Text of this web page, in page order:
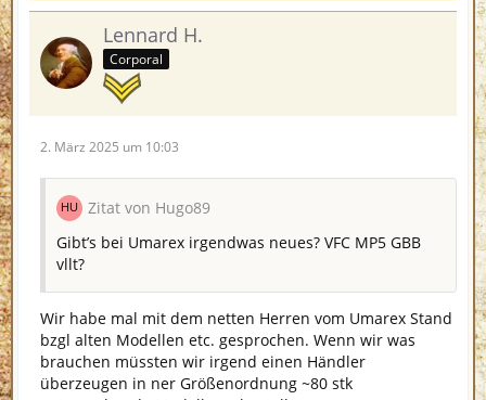
Lennard H.
Corporal
2. März 2025 um 10:03
Zitat von Hugo89
Gibt’s bei Umarex irgendwas neues? VFC MP5 GBB
vllt?
Wir habe mal mit dem netten Herren vom Umarex Stand
bzgl alten Modellen etc. gesprochen. Wenn wir was
brauchen müssten wir irgend einen Händler
überzeugen in ner Größenordnung ~80 stk